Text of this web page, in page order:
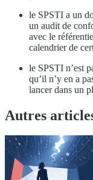
le SPSTI a un
un audit de
avec le
calendrier de
le SPSTI n’est
qu’il n’y en a
lancer dans un
Autres